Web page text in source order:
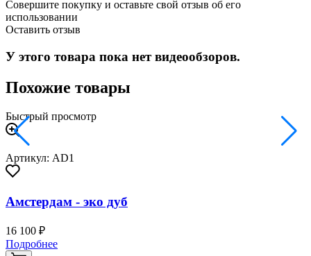
Совершите покупку и оставьте свой отзыв об его
использовании
Оставить отзыв
У этого товара пока нет видеообзоров.
Похожие товары
Быстрый просмотр
Артикул: AD1
Амстердам - эко дуб
16 100 ₽
Подробнее